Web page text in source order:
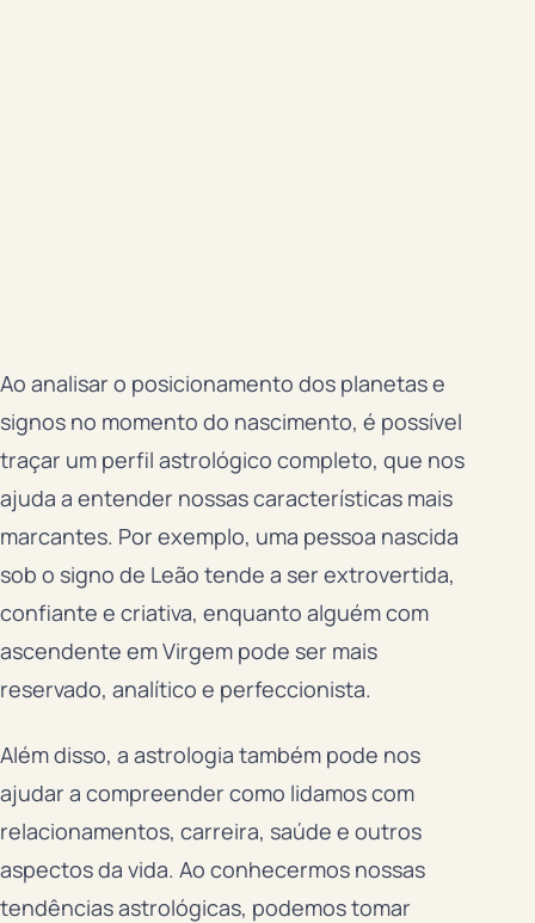
Ao analisar o posicionamento dos planetas e
signos no momento do nascimento, é possível
traçar um perfil astrológico completo, que nos
ajuda a entender nossas características mais
marcantes. Por exemplo, uma pessoa nascida
sob o signo de Leão tende a ser extrovertida,
confiante e criativa, enquanto alguém com
ascendente em Virgem pode ser mais
reservado, analítico e perfeccionista.
Além disso, a astrologia também pode nos
ajudar a compreender como lidamos com
relacionamentos, carreira, saúde e outros
aspectos da vida. Ao conhecermos nossas
tendências astrológicas, podemos tomar